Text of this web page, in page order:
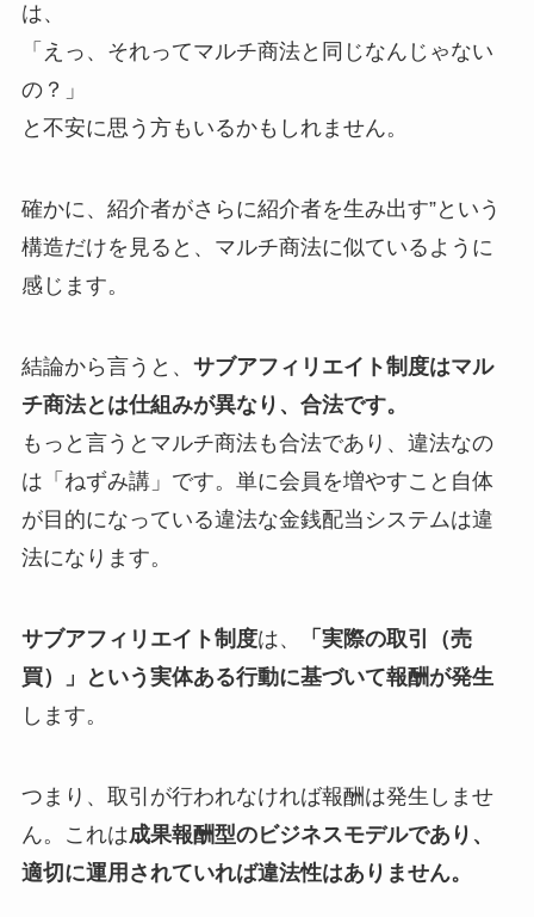
は、
「えっ、それってマルチ商法と同じなんじゃない
の？」
と不安に思う方もいるかもしれません。
確かに、紹介者がさらに紹介者を生み出す”という
構造だけを見ると、マルチ商法に似ているように
感じます。
結論から言うと、 サブアフィリエイト制度はマル
チ商法とは仕組みが異なり、合法です。
もっと言うとマルチ商法も合法であり、違法なの
は「ねずみ講」です。単に会員を増やすこと自体
が目的になっている違法な金銭配当システムは違
法になります。
サブアフィリエイト制度は、
「実際の取引（売
買）」という実体ある行動に基づいて報酬が発生
します。
つまり、取引が行われなければ報酬は発生しませ
ん。これは成果報酬型のビジネスモデルであり、
適切に運用されていれば違法性はありません。